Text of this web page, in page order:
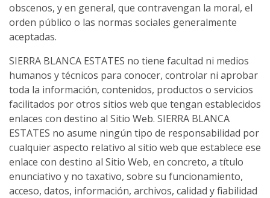
obscenos, y en general, que contravengan la moral, el
orden público o las normas sociales generalmente
aceptadas.
SIERRA BLANCA ESTATES no tiene facultad ni medios
humanos y técnicos para conocer, controlar ni aprobar
toda la información, contenidos, productos o servicios
facilitados por otros sitios web que tengan establecidos
enlaces con destino al Sitio Web. SIERRA BLANCA
ESTATES no asume ningún tipo de responsabilidad por
cualquier aspecto relativo al sitio web que establece ese
enlace con destino al Sitio Web, en concreto, a título
enunciativo y no taxativo, sobre su funcionamiento,
acceso, datos, información, archivos, calidad y fiabilidad